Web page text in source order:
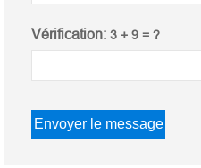
Vérification: 3 + 9 = ?